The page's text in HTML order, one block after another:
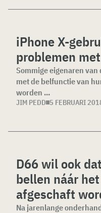
iPhone X-
problemen
Sommige eigenaren
met de belfunctie van
worden ...
JIM PEDD 5 FEBRUARI
D66 wil ook
bellen náár
afgeschaft
Na jarenlange